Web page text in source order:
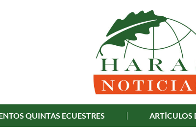
QUINTAS ECUESTRES ARTÍCULOS